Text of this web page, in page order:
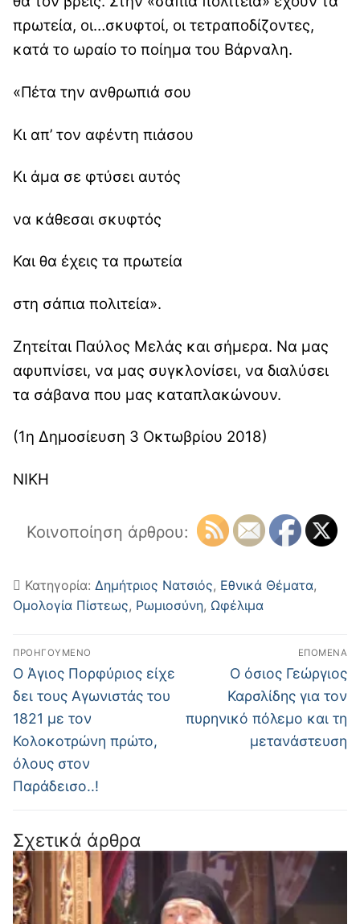
πρωτεία, οι…σκυφτοί, οι τετραποδίζοντες,
κατά το ωραίο το ποίημα του Βάρναλη.
«Πέτα την ανθρωπιά σου
Κι απ’ τον αφέντη πιάσου
Κι άμα σε φτύσει αυτός
να κάθεσαι σκυφτός
Και θα έχεις τα πρωτεία
στη σάπια πολιτεία».
Ζητείται Παύλος Μελάς και σήμερα. Να μας
αφυπνίσει, να μας συγκλονίσει, να διαλύσει
τα σάβανα που μας καταπλακώνουν.
(1η Δημοσίευση 3 Οκτωβρίου 2018)
ΝΙΚΗ
Κοινοποίηση άρθρου:
Κατηγορία: Δημήτριος Νατσιός, Εθνικά Θέματα,
Ομολογία Πίστεως, Ρωμιοσύνη, Ωφέλιμα
Πλοήγηση
άρθρων
ΠΡΟΗΓΟΎΜΕΝΟ
Προηγούμενο
άρθρο:
Ο Άγιος Πορφύριος είχε
δει τους Αγωνιστάς του
1821 με τον
Κολοκοτρώνη πρώτο,
όλους στον
Παράδεισο..!
ΕΠΌΜΕΝΑ
Επόμενο
άρθρο:
O όσιος Γεώργιος
Καρσλίδης για τον
πυρηνικό πόλεμο και τη
μετανάστευση
Σχετικά άρθρα